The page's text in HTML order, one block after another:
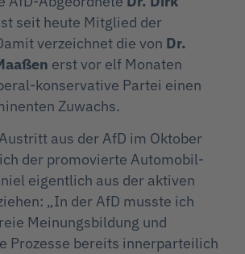
seit heute Mitglied der
verzeichnet die von Dr.
erst vor elf Monaten
konservative Partei einen
Zuwachs.
aus der AfD im Oktober
der promovierte Automobil-
eigentlich aus der aktiven
„In der AfD musste ich
Meinungsbildung und
Prozesse bereits innerparteilich